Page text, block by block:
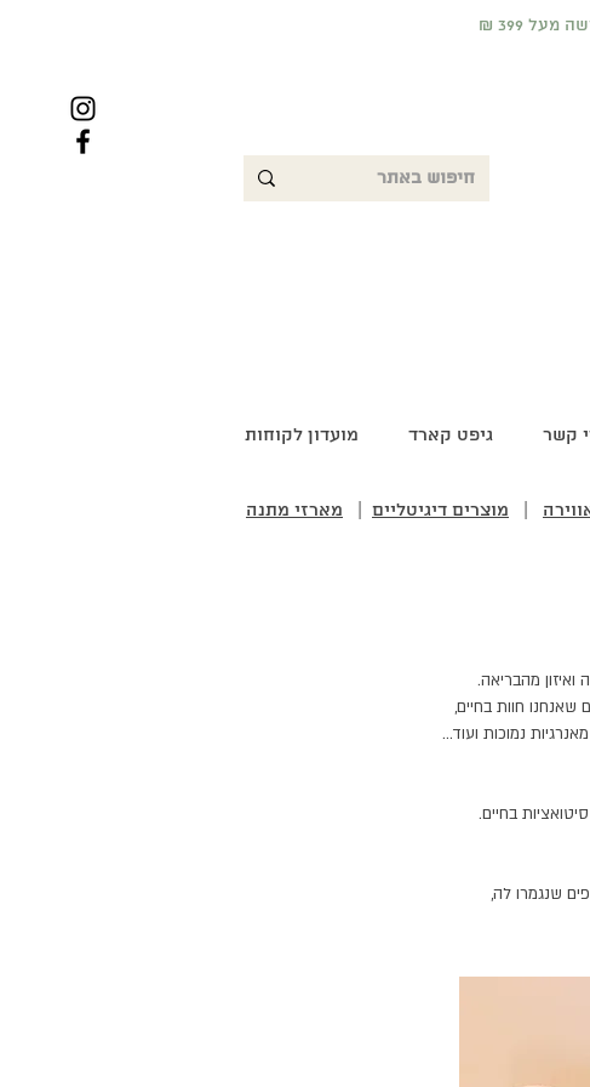
קשר גיפט קארד מועדון לקוחות
מוצרים דיגיטליים מארזי מתנה
מהבריאה.
שאנחנו חוות בחיים,
נמוכות ועוד...
בחיים.
שנגמרו לה,